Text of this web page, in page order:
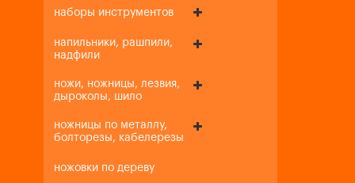
наборы инструментов
напильники, рашпили,
надфили
ножи, ножницы, лезвия,
дыроколы, шило
ножницы по металлу,
болторезы, кабелерезы
ножовки по дереву